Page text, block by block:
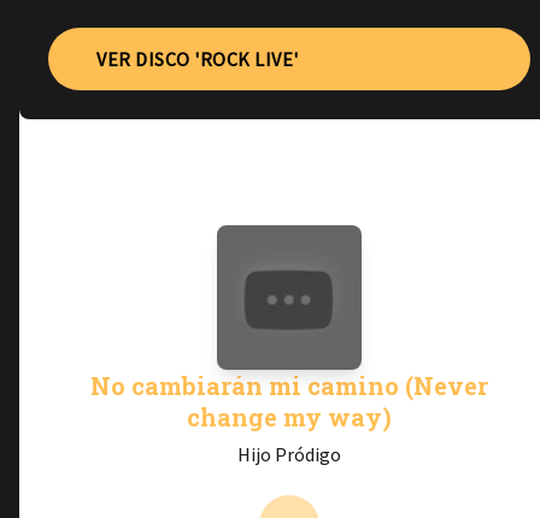
VER DISCO 'ROCK LIVE'
No cambiarán mi camino (Never
change my way)
Hijo Pródigo